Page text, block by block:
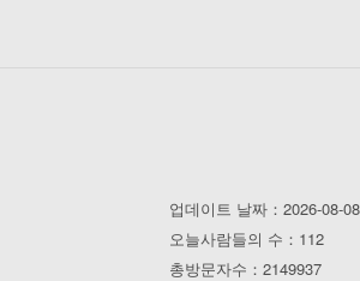
업데이트 날짜：2026-08-08
오늘사람들의 수：112
총방문자수：2149937